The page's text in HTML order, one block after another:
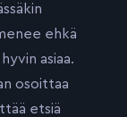
ehkä
asiaa.
osoittaa
etsiä